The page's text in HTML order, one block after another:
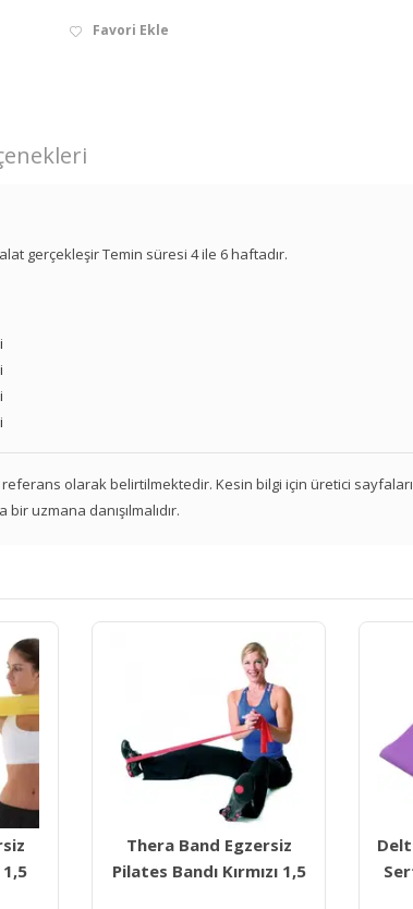
Favori Ekle
gerçekleşir Temin süresi 4 ile 6 haftadır.
olarak belirtilmektedir. Kesin bilgi için üretici
uzmana danışılmalıdır.
1,5
Delta Pilates Bandı Orta
Sert 120x15 Cm Direnç